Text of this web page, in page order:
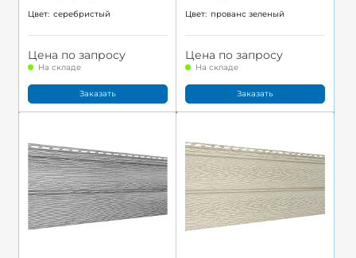
Цвет: серебристый
Цена по запросу
На складе
Заказать
Цвет: прованс зеленый
Цена по запросу
На складе
Заказать